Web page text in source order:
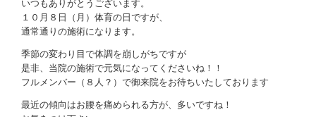
いつもありがとうございます。
１０月８日（月）体育の日ですが、
通常通りの施術になります。
季節の変わり目で体調を崩しがちですが
是非、当院の施術で元気になってくださいね！！
フルメンバー（８人？）で御来院をお待ちいたしております
最近の傾向はお腰を痛められる方が、多いですね！